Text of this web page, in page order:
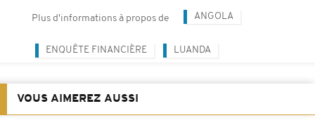
Plus d'informations à propos de ANGOLA
ENQUÊTE FINANCIÈRE LUANDA
VOUS AIMEREZ AUSSI